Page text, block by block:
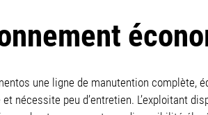
une ligne de manutention complète,
nécessite peu d’entretien. L’exploitant